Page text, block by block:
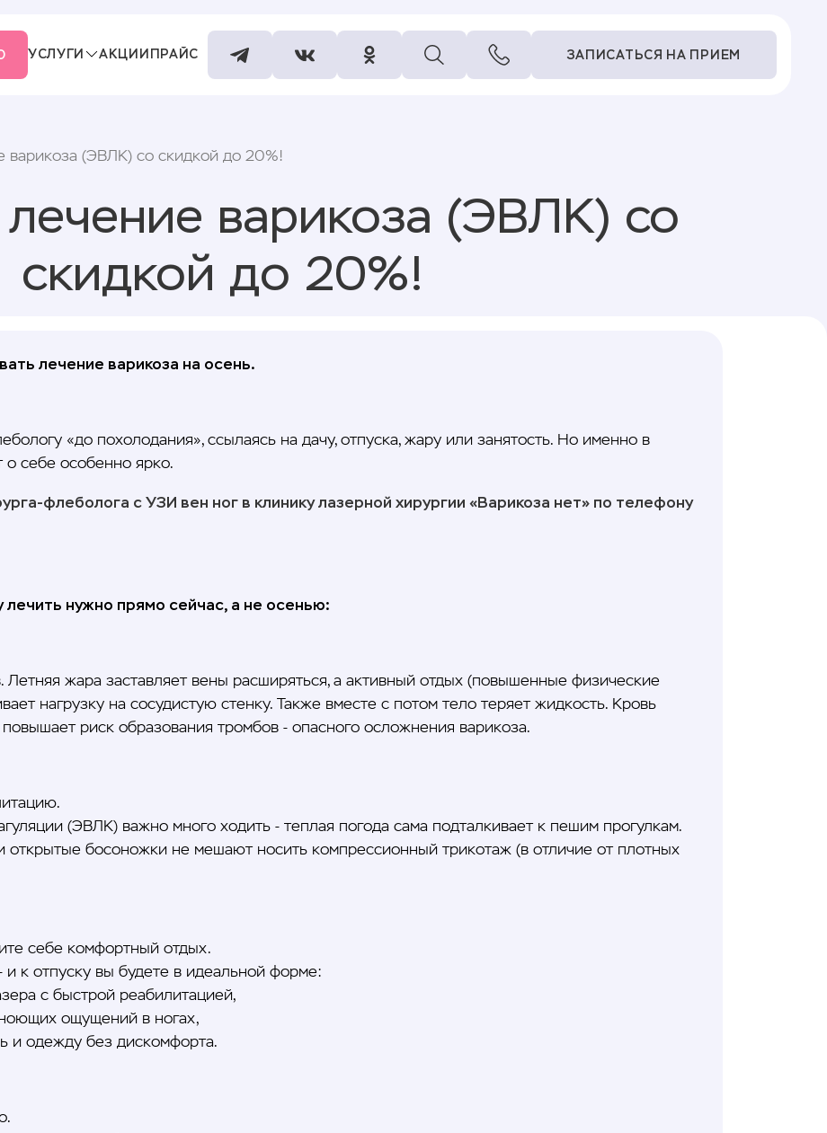
УСЛУГИ АКЦИИПРАЙС
ЗАПИСАТЬСЯ НА ПРИЕМ
варикоза (ЭВЛК) со скидкой до 20%!
варикоза (ЭВЛК) со
скидкой до 20%!
лечение варикоза на осень.
«до похолодания», ссылаясь на дачу, отпуска, жару или занятость. Но именно в
о себе особенно ярко.
флеболога с УЗИ вен ног в клинику лазерной хирургии «Варикоза нет» по телефону
лечить нужно прямо сейчас, а не осенью:
Летняя жара заставляет вены расширяться, а активный отдых (повышенные физические
нагрузку на сосудистую стенку. Также вместе с потом тело теряет жидкость. Кровь
риск образования тромбов - опасного осложнения варикоза.
(ЭВЛК) важно много ходить - теплая погода сама подталкивает к пешим прогулкам.
открытые босоножки не мешают носить компрессионный трикотаж (в отличие от плотных
себе комфортный отдых.
к отпуску вы будете в идеальной форме:
с быстрой реабилитацией,
ощущений в ногах,
и одежду без дискомфорта.